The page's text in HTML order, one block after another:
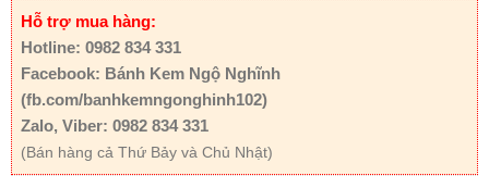
Hỗ trợ mua hàng:
Hotline: 0982 834 331
Facebook: Bánh Kem Ngộ Nghĩnh
(fb.com/banhkemngonghinh102)
Zalo, Viber: 0982 834 331
(Bán hàng cả Thứ Bảy và Chủ Nhật)